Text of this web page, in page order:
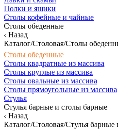
Полки и ящики
Столы кофейные и чайные
Столы обеденные
Назад
Каталог/Столовая/Столы
Столы обеденные
Столы квадратные из массива
Столы круглые из массива
Столы овальные из массива
Столы прямоугольные из массива
Стулья
Стулья барные и столы барные
Назад
Каталог/Столовая/Стулья